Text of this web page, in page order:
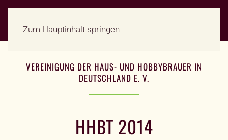
Zum Hauptinhalt springen
VEREINIGUNG DER HAUS- UND HOBBYBRAUER IN
DEUTSCHLAND E. V.
HHBT 2014